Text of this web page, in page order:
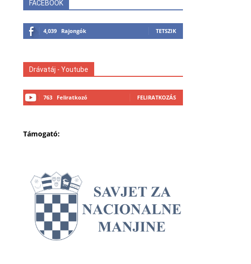
FACEBOOK
4,039 Rajongók TETSZIK
Drávatáj - Youtube
763 Feliratkozó FELIRATKOZÁS
Támogató: